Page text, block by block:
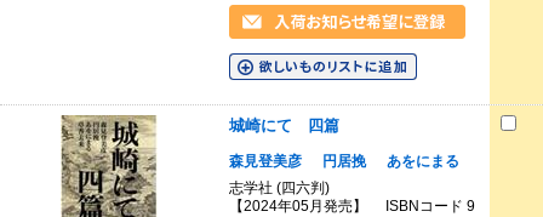
城崎にて 四篇
森見登美彦 円居挽
あをにまる
志学社 (四六判)
【2024年05月発売】 ISBNコード 9